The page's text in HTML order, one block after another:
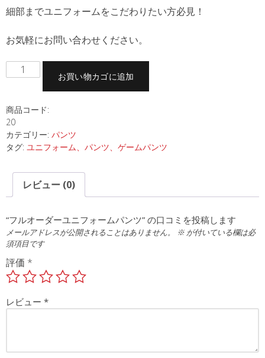
細部までユニフォームをこだわりたい方必見！
お気軽にお問い合わせください。
ル
ー
ダ
ー
ユ
ォ
ム
パ
ツ
個
お買い物カゴに追加
商品コード:
20
カテゴリー: パンツ
タグ: ユニフォーム、パンツ、ゲームパンツ
レビュー (0)
“フルオーダーユニフォームパンツ” の口コミを投稿します
メールアドレスが公開されることはありません。 ※ が付いている欄は必
須項目です
評価 *
レビュー *